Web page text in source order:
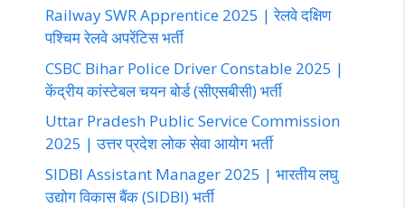
Railway SWR Apprentice 2025 | रेलवे दक्षिण
पश्चिम रेलवे अपरेंटिस भर्ती
CSBC Bihar Police Driver Constable 2025 |
केंद्रीय कांस्टेबल चयन बोर्ड (सीएसबीसी) भर्ती
Uttar Pradesh Public Service Commission
2025 | उत्तर प्रदेश लोक सेवा आयोग भर्ती
SIDBI Assistant Manager 2025 | भारतीय लघु
उद्योग विकास बैंक (SIDBI) भर्ती